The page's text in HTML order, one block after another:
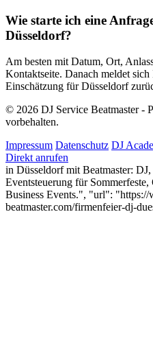
Wie starte ich eine
Düsseldorf?
Am besten mit Datum, Ort,
Kontaktseite. Danach meldet sich
Einschätzung für Düsseldorf
© 2026 DJ Service Beatmaster -
vorbehalten.
Impressum Datenschutz DJ
Direkt anrufen
in Düsseldorf mit Beatmaster:
Eventsteuerung für
Business Events.", "url": "https://
beatmaster.com/firmenfeier-dj-